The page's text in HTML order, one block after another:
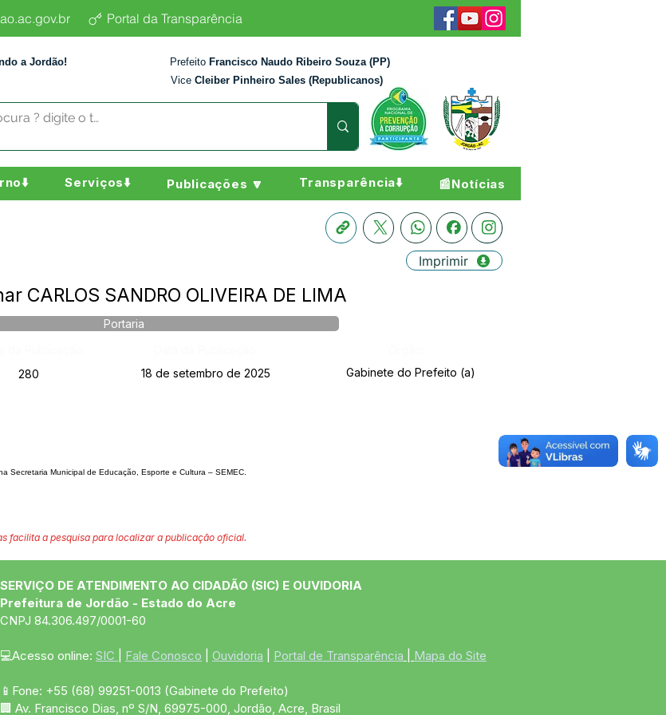
Portal da Transparência
a Jordão! Prefeito Francisco Naudo Ribeiro Souza (PP)
Vice Cleiber Pinheiro Sales (Republicanos)
Serviços⬇️ Publicações 🔽 Transparência⬇️ 📰Notícias
Imprimir
CARLOS SANDRO OLIVEIRA DE LIMA
Portaria
280 18 de setembro de 2025 Gabinete do Prefeito (a)
Secretaria Municipal de Educação, Esporte e Cultura – SEMEC.
facilita a pesquisa para localizar a publicação oficial.
SERVIÇO DE ATENDIMENTO AO CIDADÃO (SIC) E OUVIDORIA
Prefeitura de Jordão - Estado do Acre
CNPJ 84.306.497/0001-60
💻Acesso online: SIC Fale Conosco Ouvidoria Portal de Transparência Mapa do Site
📱Fone: +55 (68) 99251-0013 (Gabinete do Prefeito)
🏢 Av. Francisco Dias, nº S/N, 69975-000, Jordão, Acre, Brasil